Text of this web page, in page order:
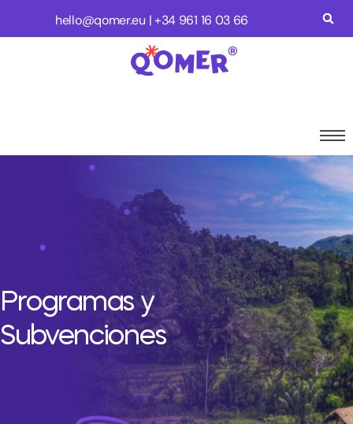
hello@qomer.eu | +34 961 16 03 66
Programas y
Subvenciones